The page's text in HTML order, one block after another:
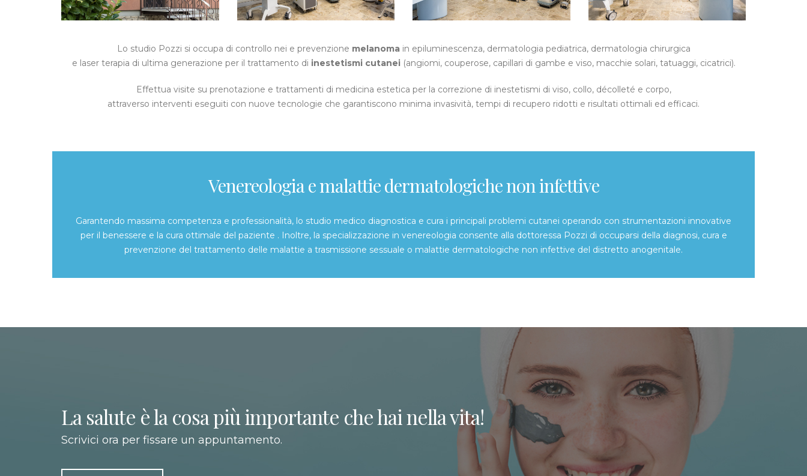
Lo studio Pozzi si occupa di controllo nei e prevenzione melanoma in epiluminescenza, dermatologia pediatrica, dermatologia chirurgica
e laser terapia di ultima generazione per il trattamento di inestetismi cutanei(angiomi, couperose, capillari di gambe e viso, macchie solari, tatuaggi, cicatrici).
Effettua visite su prenotazione e trattamenti di medicina estetica per la correzione di inestetismi di viso, collo, décolleté e corpo,
attraverso interventi eseguiti con nuove tecnologie che garantiscono minima invasività, tempi di recupero ridotti e risultati ottimali ed efficaci.
Venereologia e malattie dermatologiche non infettive
Garantendo massima competenza e professionalità, lo studio medico diagnostica e cura i principali problemi cutanei operando con strumentazioni innovative
per il benessere e la cura ottimale del paziente . Inoltre, la specializzazione in venereologia consente alla dottoressa Pozzi di occuparsi della diagnosi, cura e
prevenzione del trattamento delle malattie a trasmissione sessuale o malattie dermatologiche non infettive del distretto anogenitale.
La salute è la cosa più importante che hai nella vita!
Scrivici ora per fissare un appuntamento.